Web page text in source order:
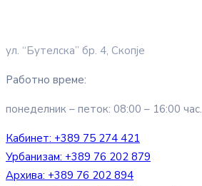
ул. “Бутелска” бр. 4, Скопје
Работно време:
понеделник – петок: 08:00 – 16:00 час.
Кабинет: +389 75 274 421
Урбанизам: +389 76 202 879
Архива: +389 76 202 894